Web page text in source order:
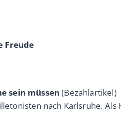
Freude
sein müssen (Bezahlartikel)
nach Karlsruhe.